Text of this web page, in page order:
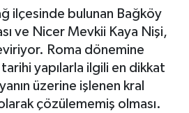
ilçesinde bulunan Bağköy
ve Nicer Mevkii Kaya Nişi,
Roma dönemine
tarihi yapılarla ilgili en dikkat
üzerine işlenen kral
çözülememiş olması.